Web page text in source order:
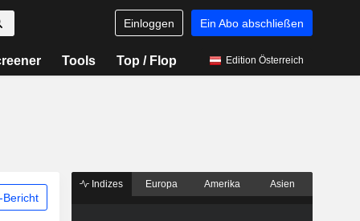
Einloggen Ein Abo abschließen
Tools Top / Flop Edition Österreich
Bericht
Indizes Europa Amerika Asien